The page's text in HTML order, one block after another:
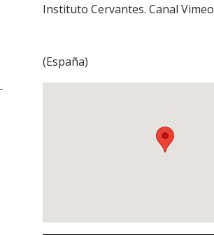
Instituto Cervantes. Canal Vimeo
(España)